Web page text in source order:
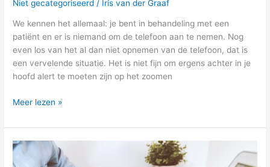
Niet gecategoriseerd / Iris van der Graaf
We kennen het allemaal: je bent in behandeling met een
patiënt en er is niemand om de telefoon aan te nemen. Nog
even los van het al dan niet opnemen van de telefoon, dat is
een vervelende situatie. Het is niet fijn om ergens achter in je
hoofd alert te moeten zijn op het zoomen
Meer lezen »
Kortlopende
behandeling: